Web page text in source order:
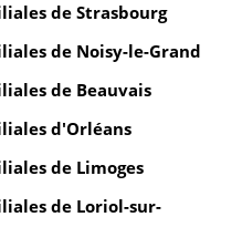
de Strasbourg
de Noisy-le-Grand
de Beauvais
d'Orléans
de Limoges
de Loriol-sur-